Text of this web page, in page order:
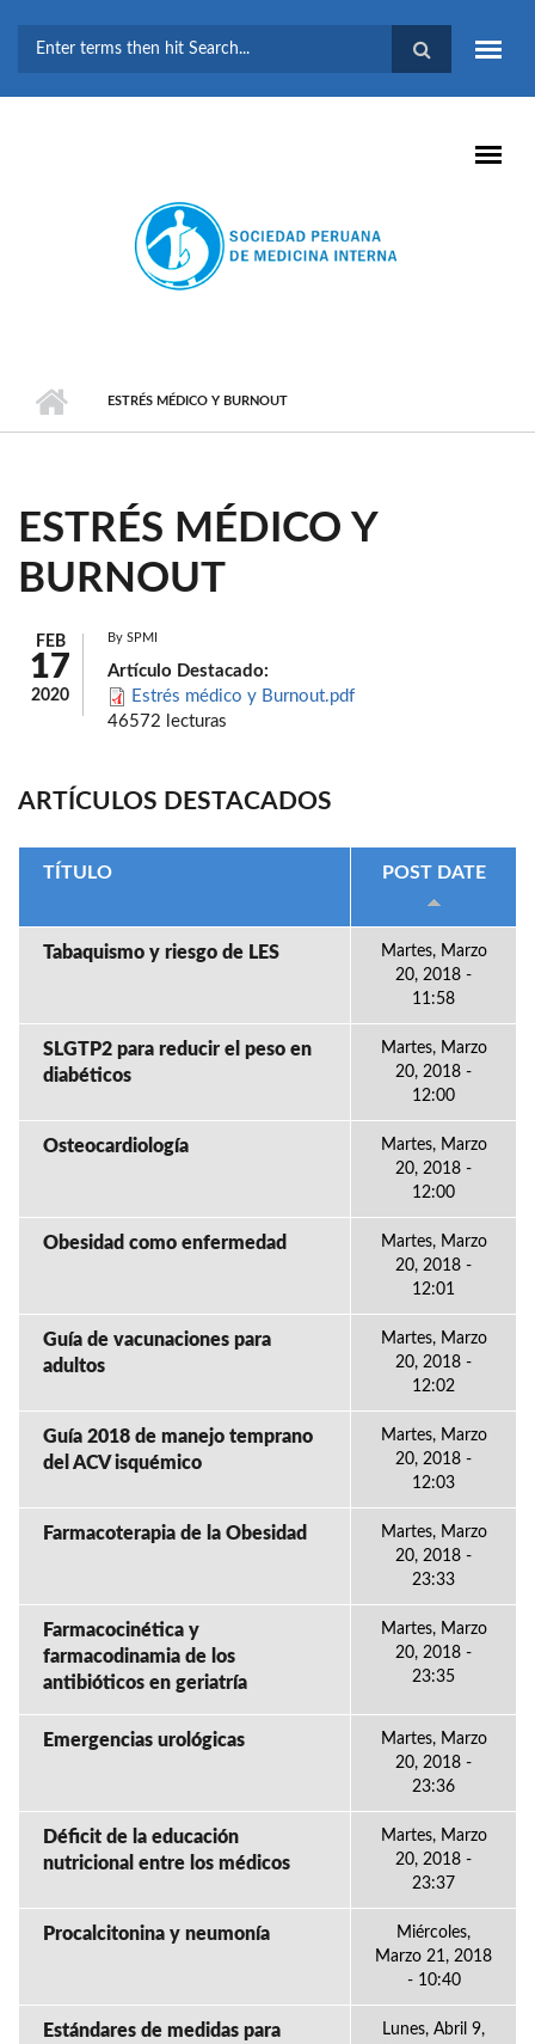
BÚSQUEDA
ESTRÉS MÉDICO Y BURNOUT
ESTRÉS MÉDICO Y
BURNOUT
FEB
17
2020
By SPMI
Artículo Destacado:
Estrés médico y Burnout.pdf
46572 lecturas
ARTÍCULOS DESTACADOS
TÍTULO POST DATE
Tabaquismo y riesgo de LES
Martes, Marzo
20, 2018 -
11:58
SLGTP2 para reducir el peso en
diabéticos
Martes, Marzo
20, 2018 -
12:00
Osteocardiología
Martes, Marzo
20, 2018 -
12:00
Obesidad como enfermedad
Martes, Marzo
20, 2018 -
12:01
Guía de vacunaciones para
adultos
Martes, Marzo
20, 2018 -
12:02
Guía 2018 de manejo temprano
del ACV isquémico
Martes, Marzo
20, 2018 -
12:03
Farmacoterapia de la Obesidad
Martes, Marzo
20, 2018 -
23:33
Farmacocinética y
farmacodinamia de los
antibióticos en geriatría
Martes, Marzo
20, 2018 -
23:35
Emergencias urológicas
Martes, Marzo
20, 2018 -
23:36
Déficit de la educación
nutricional entre los médicos
Martes, Marzo
20, 2018 -
23:37
Procalcitonina y neumonía
Miércoles,
Marzo 21, 2018
- 10:40
Estándares de medidas para
Lunes, Abril 9,